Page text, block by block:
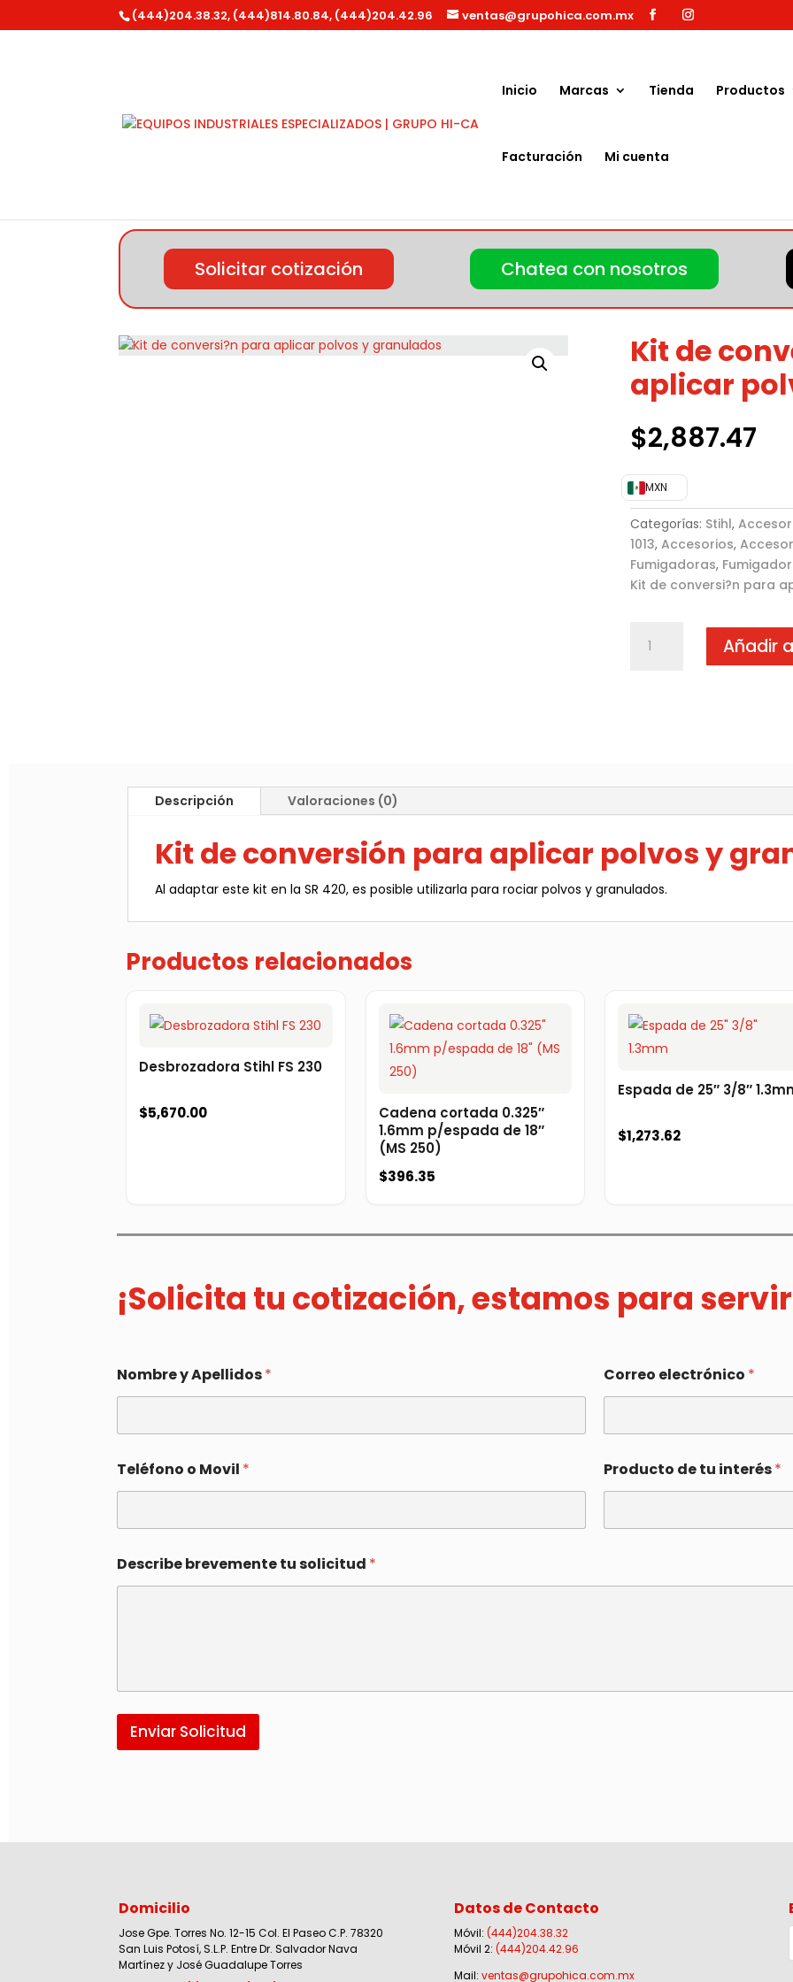
(444)204.38.32, (444)814.80.84, (444)204.42.96 ventas@grupohica.com.mx
Inicio Marcas Tienda Productos
Facturación Mi cuenta
Búsqueda
Solicitar cotización Chatea con nosotros
Kit de
aplicar
$2,887.47
MXN
Categorías: Stihl,
1013, Accesorios,
Fumigadoras,
Kit de conversi?n para
cantidad
Añadir
Descripción Valoraciones (0)
Kit de conversión para aplicar polvos y
Al adaptar este kit en la SR 420, es posible utilizarla para rociar polvos y granulados.
Productos relacionados
Desbrozadora Stihl FS 230
$5,670.00
Cadena cortada 0.325″
1.6mm p/espada de 18″
(MS 250)
$396.35
Espada de 25″ 3/8″
$1,273.62
¡Solicita tu cotización, estamos para
Nombre y Apellidos* Correo electrónico *
Teléfono o Movil * Producto de tu interés*
Describe brevemente tu solicitud *
Enviar Solicitud
Domicilio
Jose Gpe. Torres No. 12-15 Col. El Paseo C.P. 78320
San Luis Potosí, S.L.P. Entre Dr. Salvador Nava
Martínez y José Guadalupe Torres
Datos de Contacto
Móvil: (444)204.38.32
Móvil 2: (444)204.42.96
Mail: ventas@grupohica.com.mx